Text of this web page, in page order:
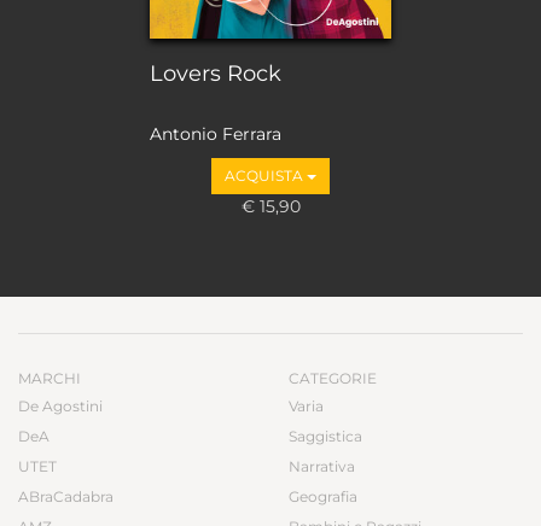
Lovers Rock
Antonio Ferrara
ACQUISTA
€ 15,90
MARCHI
De Agostini
DeA
UTET
ABraCadabra
CATEGORIE
Varia
Saggistica
Narrativa
Geografia